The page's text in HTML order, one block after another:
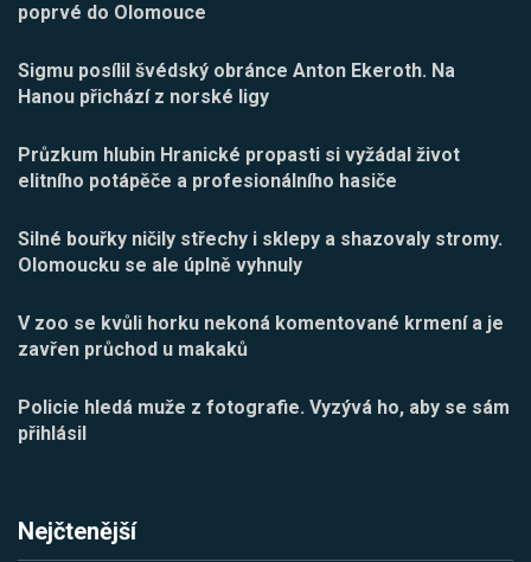
poprvé do Olomouce
Sigmu posílil švédský obránce Anton Ekeroth. Na
Hanou přichází z norské ligy
Průzkum hlubin Hranické propasti si vyžádal život
elitního potápěče a profesionálního hasiče
Silné bouřky ničily střechy i sklepy a shazovaly stromy.
Olomoucku se ale úplně vyhnuly
V zoo se kvůli horku nekoná komentované krmení a je
zavřen průchod u makaků
Policie hledá muže z fotografie. Vyzývá ho, aby se sám
přihlásil
Nejčtenější